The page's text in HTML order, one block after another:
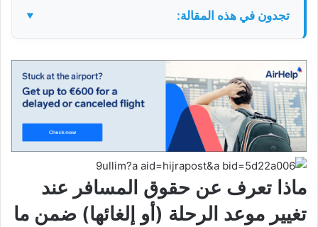
تجدون في هذه المقالة:
ماذا تعرف عن حقوق المسافر عند
تغيير موعد الرحلة (أو إلغائها) ضمن ما